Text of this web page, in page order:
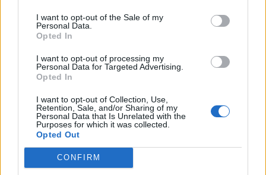
I want to opt-out of the Sale of my
Personal Data.
Opted In
I want to opt-out of processing my
Personal Data for Targeted Advertising.
Opted In
I want to opt-out of Collection, Use,
Retention, Sale, and/or Sharing of my
Personal Data that Is Unrelated with the
Purposes for which it was collected.
Opted Out
CONFIRM
retre’ls el reconeixement que
es mereixen»
se situa en el 3,4%
Redaccio